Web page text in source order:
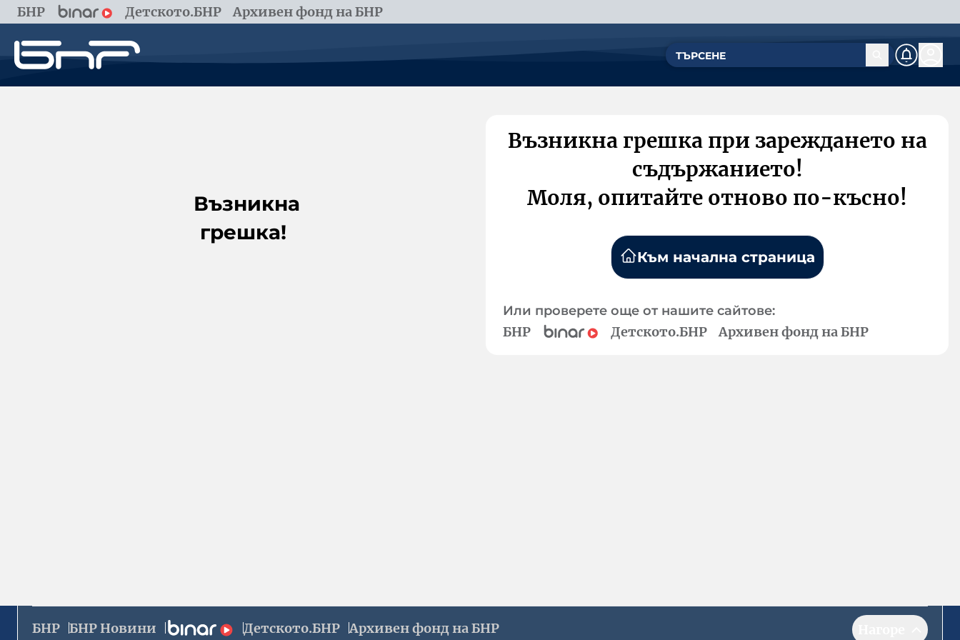
БНР Детското.БНР Архивен фонд на БНР
Възникна
грешка!
Възникна грешка при зареждането на
съдържанието!
Моля, опитайте отново по-късно!
Към начална страница
Или проверете още от нашите сайтове:
БНР Детското.БНР Архивен фонд на БНР
БНР БНР Новини Детското.БНР Архивен фонд на БНР